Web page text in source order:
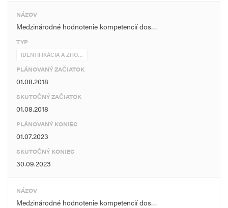
NÁZOV
Medzinárodné hodnotenie kompetencií dos…
TYP
IDENTIFIKÁCIA A ZHO…
PLÁNOVANÝ ZAČIATOK
01.08.2018
SKUTOČNÝ ZAČIATOK
01.08.2018
PLÁNOVANÝ KONIEC
01.07.2023
SKUTOČNÝ KONIEC
30.09.2023
NÁZOV
Medzinárodné hodnotenie kompetencií dos…